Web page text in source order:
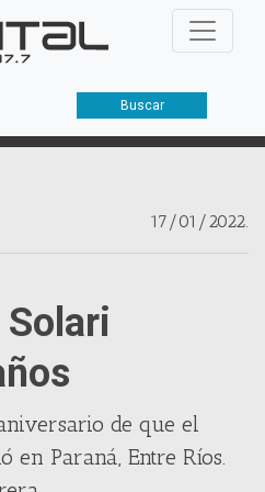
Buscar
17/01/2022.
de que el
en Paraná, Entre Ríos.